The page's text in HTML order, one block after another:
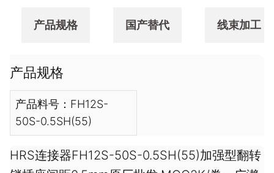
产品规格 国产替代 线束加工
产品规格
产品料号：FH12S-
50S-0.5SH(55)
HRS连接器FH12S-50S-0.5SH(55)加强型翻转